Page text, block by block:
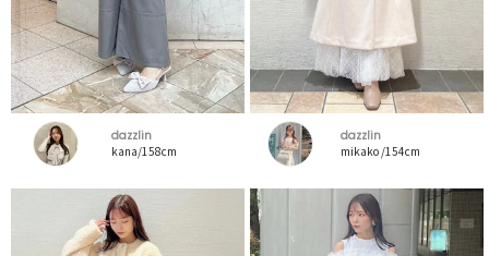
dazzlin
kana/158cm
dazzlin
mikako /154cm